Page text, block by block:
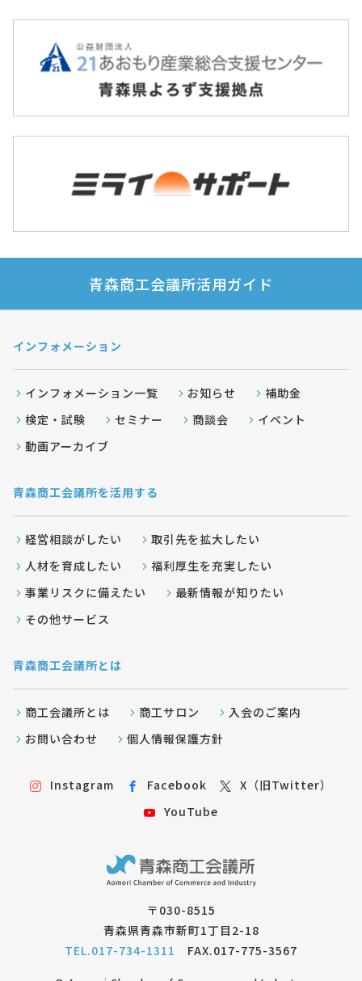
青森商工会議所活用ガイド
インフォメーション
インフォメーション一覧 お知らせ
補助金
検定・試験
セミナー 商談会
イベント
動画アーカイブ
青森商工会議所を活用する
経営相談がしたい
取引先を拡大したい
人材を育成したい
福利厚生を充実したい
事業リスクに備えたい
最新情報が知りたい
その他サービス
青森商工会議所とは
商工会議所とは 商工サロン
入会のご案内
お問い合わせ
個人情報保護方針
Instagram Facebook
X（旧Twitter）
YouTube
〒030-8515
青森県青森市新町1丁目2-18
TEL.017-734-1311
FAX.017-775-3567